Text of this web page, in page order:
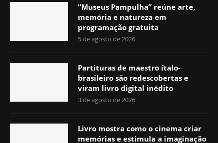
“Museus Pampulha” reúne arte,
memória e natureza em
programação gratuita
5 de agosto de 2026
Partituras de maestro ítalo-
brasileiro são redescobertas e
viram livro digital inédito
3 de agosto de 2026
Livro mostra como o cinema criar
memórias e estimula a imaginação